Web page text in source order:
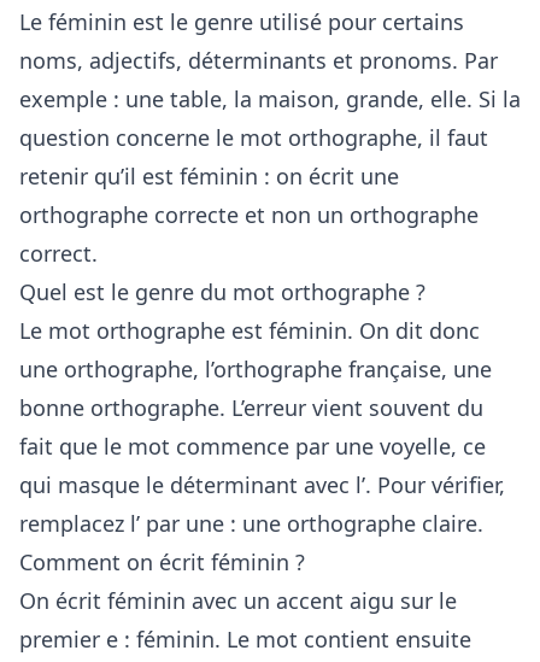
Le féminin est le genre utilisé pour certains
noms, adjectifs, déterminants et pronoms. Par
exemple : une table, la maison, grande, elle. Si la
question concerne le mot orthographe, il faut
retenir qu’il est féminin : on écrit une
orthographe correcte et non un orthographe
correct.
Quel est le genre du mot orthographe ?
Le mot orthographe est féminin. On dit donc
une orthographe, l’orthographe française, une
bonne orthographe. L’erreur vient souvent du
fait que le mot commence par une voyelle, ce
qui masque le déterminant avec l’. Pour vérifier,
remplacez l’ par une : une orthographe claire.
Comment on écrit féminin ?
On écrit féminin avec un accent aigu sur le
premier e : féminin. Le mot contient ensuite